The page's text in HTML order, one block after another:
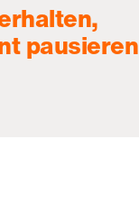
pausieren